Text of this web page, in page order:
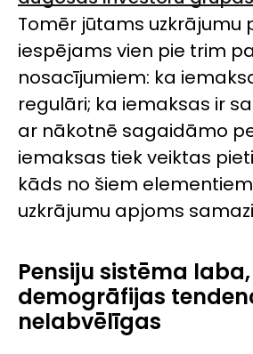
Tomēr jūtams uzkrājumu
iespējams vien pie trim
nosacījumiem: ka
regulāri; ka iemaksas ir
ar nākotnē sagaidāmo
iemaksas tiek veiktas
kāds no šiem
uzkrājumu apjoms
Pensiju sistēma laba,
demogrāfijas
nelabvēlīgas